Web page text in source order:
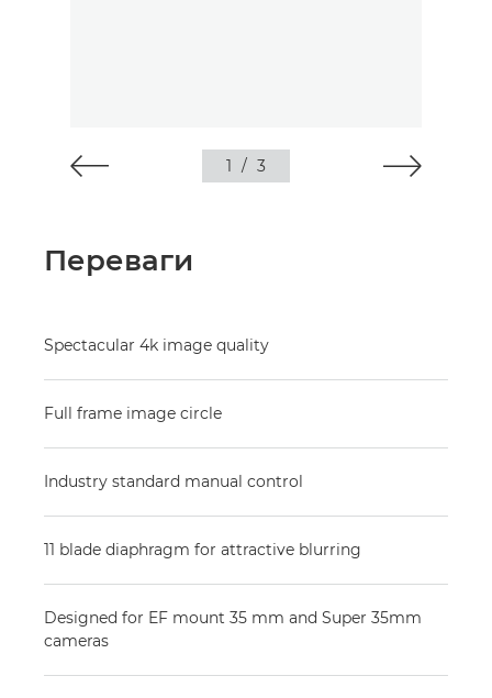
1 / 3
Переваги
Spectacular 4k image quality
Full frame image circle
Industry standard manual control
11 blade diaphragm for attractive blurring
Designed for EF mount 35 mm and Super 35mm
cameras